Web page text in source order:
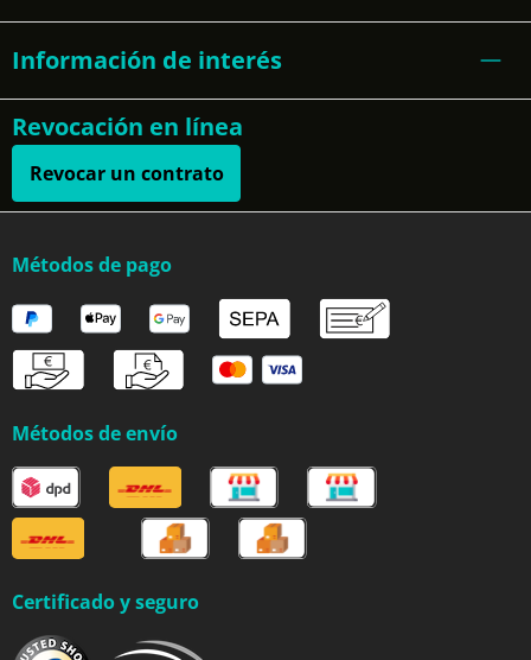
Información de interés
Revocación en línea
Revocar un contrato
Métodos de pago
Métodos de envío
Certificado y seguro